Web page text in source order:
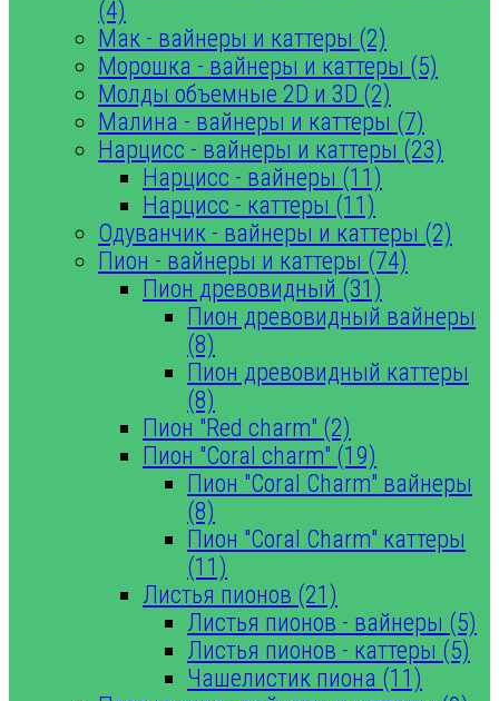
(4)
Мак - вайнеры и каттеры (2)
Морошка - вайнеры и каттеры (5)
Молды объемные 2D и 3D (2)
Малина - вайнеры и каттеры (7)
Нарцисс - вайнеры и каттеры (23)
Нарцисс - вайнеры (11)
Нарцисс - каттеры (11)
Одуванчик - вайнеры и каттеры (2)
Пион - вайнеры и каттеры (74)
Пион древовидный (31)
Пион древовидный вайнеры
(8)
Пион древовидный каттеры
(8)
Пион "Red charm" (2)
Пион "Coral charm" (19)
Пион "Coral Charm" вайнеры
(8)
Пион "Coral Charm" каттеры
(11)
Листья пионов (21)
Листья пионов - вайнеры (5)
Листья пионов - каттеры (5)
Чашелистик пиона (11)